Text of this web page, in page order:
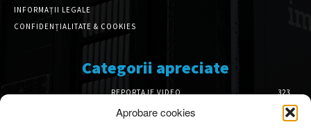
Aprobare cookies
INFORMAȚII LEGALE
CONFIDENȚIALITATE & COOKIES
Categorii apreciate
REPORTAJE VIDEO
323
AMENAJĂRI INTERIOARE
126